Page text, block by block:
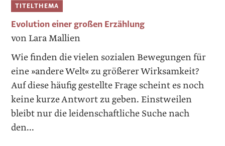
TITELTHEMA
Evolution einer großen Erzählung
von Lara Mallien
Wie finden die vielen sozialen Bewegungen für
eine »andere Welt« zu größerer Wirksamkeit?
Auf diese häufig gestellte Frage scheint es noch
keine kurze Antwort zu ­geben. Einstweilen
bleibt nur die leidenschaftliche Suche nach
den...